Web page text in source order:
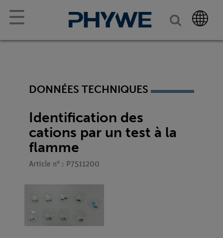
☰
DONNÉES TECHNIQUES
Identification des
cations par un test à la
flamme
Article n° : P7511200